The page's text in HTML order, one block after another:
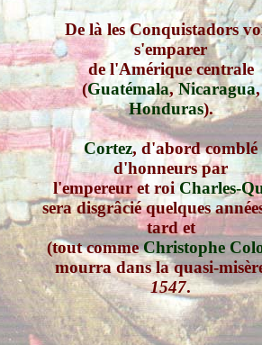
De là les Conquistadors
s'emparer
de l'Amérique centrale
(Guatémala,Nicaragua,
Honduras).
Cortez, d'abord comblé
d'honneurs par
l'empereur et roiCharles-
sera disgrâcié quelques
tard et
(tout commeChristophe
mourra dans la quasi-
1547.